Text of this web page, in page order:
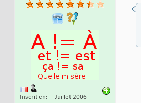
Inscrit en
Juillet 2006